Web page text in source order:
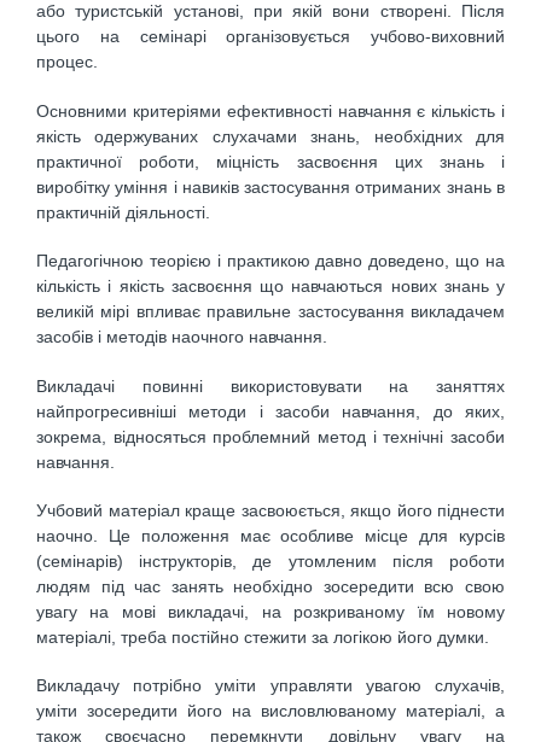
або туристській установі, при якій вони створені. Після
цього на семінарі організовується учбово-виховний
процес.
Основними критеріями ефективності навчання є кількість і
якість одержуваних слухачами знань, необхідних для
практичної роботи, міцність засвоєння цих знань і
виробітку уміння і навиків застосування отриманих знань в
практичній діяльності.
Педагогічною теорією і практикою давно доведено, що на
кількість і якість засвоєння що навчаються нових знань у
великій мірі впливає правильне застосування викладачем
засобів і методів наочного навчання.
Викладачі повинні використовувати на заняттях
найпрогресивніші методи і засоби навчання, до яких,
зокрема, відносяться проблемний метод і технічні засоби
навчання.
Учбовий матеріал краще засвоюється, якщо його піднести
наочно. Це положення має особливе місце для курсів
(семінарів) інструкторів, де утомленим після роботи
людям під час занять необхідно зосередити всю свою
увагу на мові викладачі, на розкриваному їм новому
матеріалі, треба постійно стежити за логікою його думки.
Викладачу потрібно уміти управляти увагою слухачів,
уміти зосередити його на висловлюваному матеріалі, а
також своєчасно перемкнути довільну увагу на